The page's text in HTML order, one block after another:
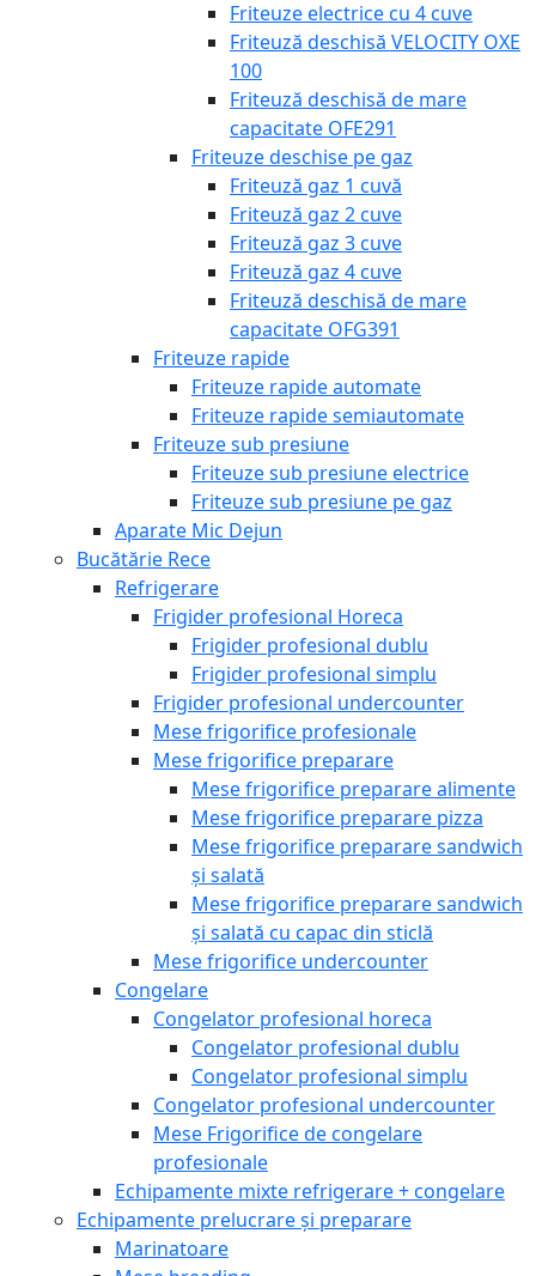
Friteuze electrice cu 4 cuve
Friteuză deschisă VELOCITY OXE
100
Friteuză deschisă de mare
capacitate OFE291
Friteuze deschise pe gaz
Friteuză gaz 1 cuvă
Friteuză gaz 2 cuve
Friteuză gaz 3 cuve
Friteuză gaz 4 cuve
Friteuză deschisă de mare
capacitate OFG391
Friteuze rapide
Friteuze rapide automate
Friteuze rapide semiautomate
Friteuze sub presiune
Friteuze sub presiune electrice
Friteuze sub presiune pe gaz
Aparate Mic Dejun
Bucătărie Rece
Refrigerare
Frigider profesional Horeca
Frigider profesional dublu
Frigider profesional simplu
Frigider profesional undercounter
Mese frigorifice profesionale
Mese frigorifice preparare
Mese frigorifice preparare alimente
Mese frigorifice preparare pizza
Mese frigorifice preparare sandwich
și salată
Mese frigorifice preparare sandwich
și salată cu capac din sticlă
Mese frigorifice undercounter
Congelare
Congelator profesional horeca
Congelator profesional dublu
Congelator profesional simplu
Congelator profesional undercounter
Mese Frigorifice de congelare
profesionale
Echipamente mixte refrigerare + congelare
Echipamente prelucrare și preparare
Marinatoare